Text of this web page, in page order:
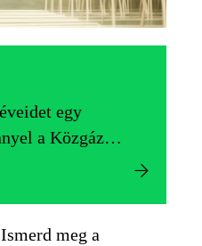
egy
a Közgáz
meg a